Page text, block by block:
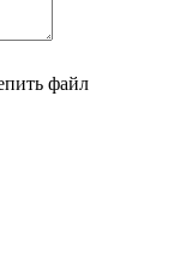
файл